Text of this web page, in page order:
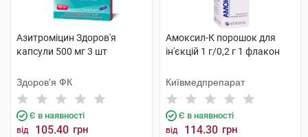
Азитроміцин Здоров'я
капсули 500 мг 3 шт
Здоров'я ФК
Є в наявності
від 105.40 грн
Амоксил-К порошок для
ін'єкцій 1 г/0,2 г 1 флакон
Київмедпрепарат
Є в наявності
від 114.30 грн